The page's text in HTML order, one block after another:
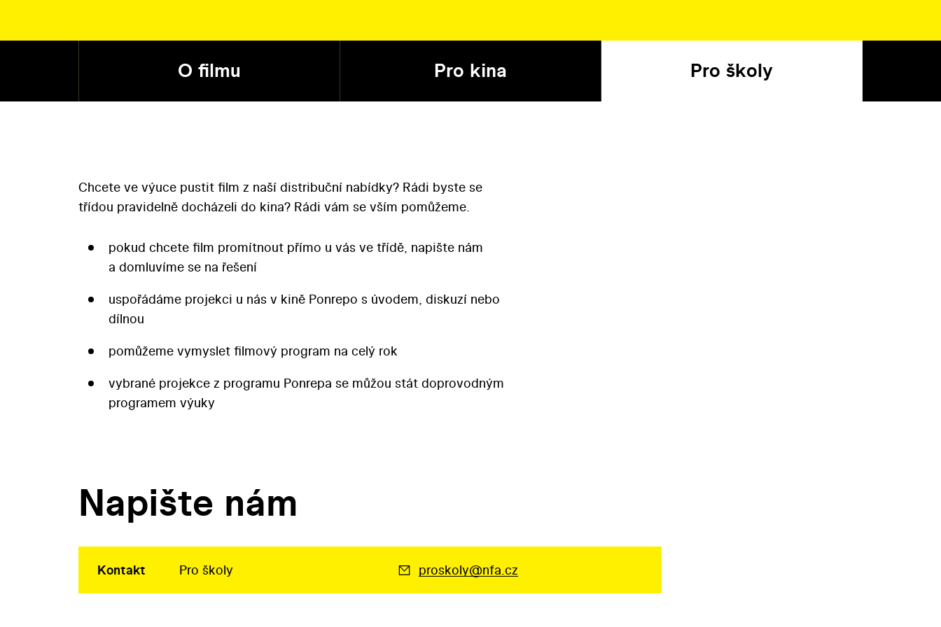
O filmu Pro kina Pro školy
Chcete ve výuce pustit film z naší distribuční nabídky? Rádi byste se
třídou pravidelně docházeli do kina? Rádi vám se vším pomůžeme.
pokud chcete film promítnout přímo u vás ve třídě, napište nám
a domluvíme se na řešení
uspořádáme projekci u nás v kině Ponrepo s úvodem, diskuzí nebo
dílnou
pomůžeme vymyslet filmový program na celý rok
vybrané projekce z programu Ponrepa se můžou stát doprovodným
programem výuky
Napište nám
Kontakt Pro školy proskoly@nfa.cz